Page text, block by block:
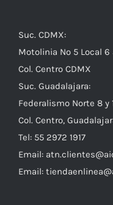
Suc. CDMX:
Motolinia No 5 Local 6
Col. Centro CDMX
Suc. Guadalajara:
Federalismo Norte 8 y
Col. Centro,
Tel: 55 2972 1917
Email:
Email: